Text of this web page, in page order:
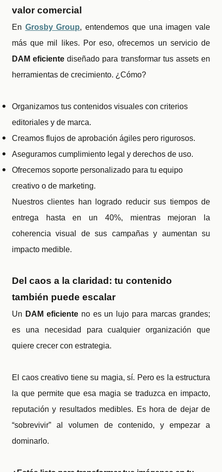
valor comercial
En Grosby Group, entendemos que una imagen vale
más que mil likes. Por eso, ofrecemos un servicio de
DAM eficiente diseñado para transformar tus assets en
herramientas de crecimiento. ¿Cómo?
Organizamos tus contenidos visuales con criterios
editoriales y de marca.
Creamos flujos de aprobación ágiles pero rigurosos.
Aseguramos cumplimiento legal y derechos de uso.
Ofrecemos soporte personalizado para tu equipo
creativo o de marketing.
Nuestros clientes han logrado reducir sus tiempos de
entrega hasta en un 40%, mientras mejoran la
coherencia visual de sus campañas y aumentan su
impacto medible.
Del caos a la claridad: tu contenido
también puede escalar
Un DAM eficienteno es un lujo para marcas grandes;
es una necesidad para cualquier organización que
quiere crecer con estrategia.
El caos creativo tiene su magia, sí. Pero es la estructura
la que permite que esa magia se traduzca en impacto,
reputación y resultados medibles. Es hora de dejar de
“sobrevivir” al volumen de contenido, y empezar a
dominarlo.